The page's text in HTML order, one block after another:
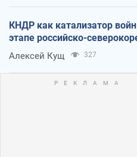
КНДР как катализатор
этапе российско-
Алексей Кущ 327